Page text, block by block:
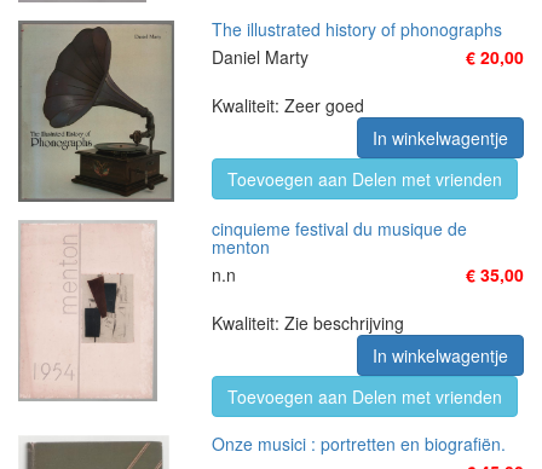
The illustrated history of phonographs
Daniel Marty
€ 20,00
Kwaliteit: Zeer goed
In winkelwagentje
Toevoegen aan Delen met vrienden
cinquieme festival du musique de
menton
n.n
€ 35,00
Kwaliteit: Zie beschrijving
In winkelwagentje
Toevoegen aan Delen met vrienden
Onze musici : portretten en biografiën.